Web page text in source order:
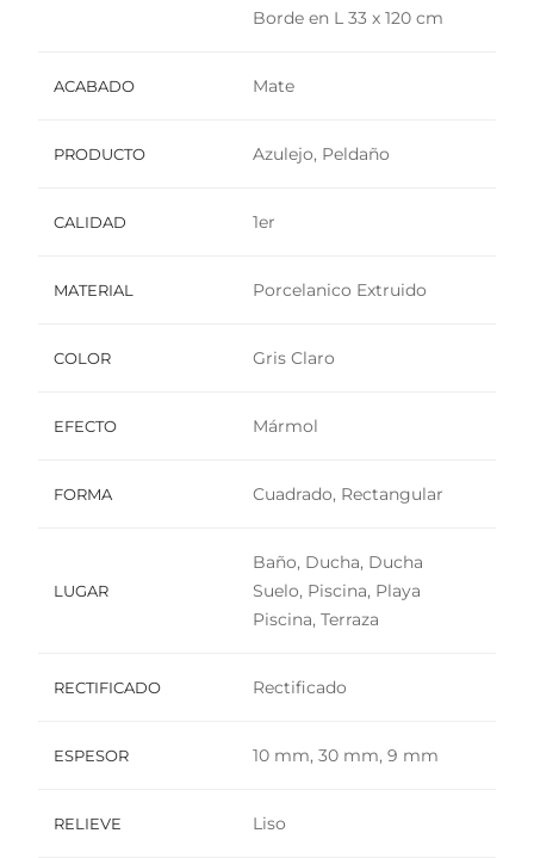
Borde en L 33 x 120 cm
ACABADO Mate
PRODUCTO Azulejo, Peldaño
CALIDAD 1er
MATERIAL Porcelanico Extruido
COLOR Gris Claro
EFECTO Mármol
FORMA Cuadrado, Rectangular
LUGAR
Baño, Ducha, Ducha
Suelo, Piscina, Playa
Piscina, Terraza
RECTIFICADO Rectificado
ESPESOR 10 mm, 30 mm, 9 mm
RELIEVE Liso